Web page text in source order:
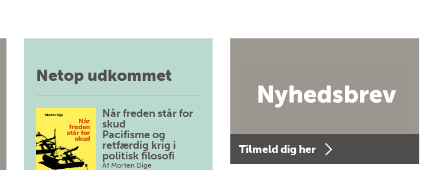
Netop udkommet
Når freden står for
skud
Pacifisme og
retfærdig krig i
politisk filosofi
Af Morten Dige
Tilmeld dig her